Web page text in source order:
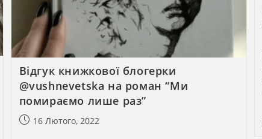
Відгук книжкової блогерки
@vushnevetska на роман “Ми
помираємо лише раз”
Запис16 Лютого, 2022